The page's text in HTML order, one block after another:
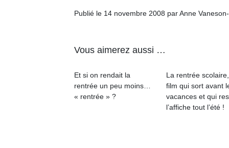
Publié le 14 novembre 2008 par Anne
Vous aimerez aussi …
Et si on rendait la
rentrée un peu moins…
« rentrée » ?
La rentrée
film qui sort avant
vacances et qui
l’affiche tout l’été !
débordent
Varier les
jours, c’est